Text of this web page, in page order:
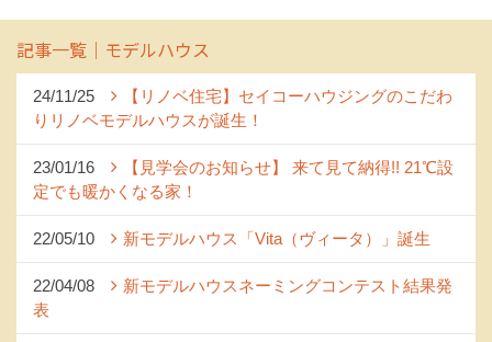
記事一覧｜モデルハウス
24/11/25
【リノベ住宅】セイコーハウジングのこだわ
りリノベモデルハウスが誕生！
23/01/16
【見学会のお知らせ】 来て見て納得!! 21℃設
定でも暖かくなる家！
22/05/10 新モデルハウス「Vita（ヴィータ）」誕生
22/04/08
新モデルハウスネーミングコンテスト結果発
表